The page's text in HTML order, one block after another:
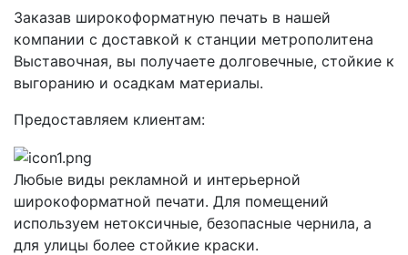
Заказав широкоформатную печать в нашей
компании с доставкой к станции метрополитена
Выставочная, вы получаете долговечные, стойкие к
выгоранию и осадкам материалы.
Предоставляем клиентам:
Любые виды рекламной и интерьерной
широкоформатной печати. Для помещений
используем нетоксичные, безопасные чернила, а
для улицы более стойкие краски.